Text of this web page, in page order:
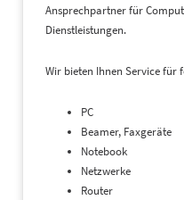
Ansprechpartner für
Dienstleistungen.
Wir bieten Ihnen Service für
PC
Beamer, Faxgeräte
Notebook
Netzwerke
Router